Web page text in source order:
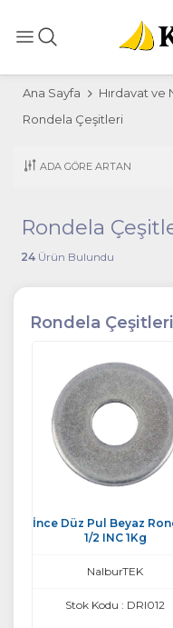
Ana Sayfa Hırdavat ve
Rondela Çeşitleri
Rondela
24Ürün Bulundu
Rondela Çeşitleri
İnce Düz Pul Beyaz
1/2 INC 1Kg
NalburTEK
Stok Kodu : DRI012